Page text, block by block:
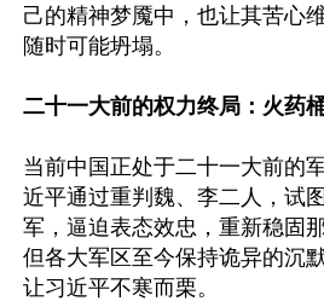
己的精神梦魇中，也让其苦心
随时可能坍塌。
二十一大前的权力终局：火药
当前中国正处于二十一大前的
近平通过重判魏、李二人，试
军，逼迫表态效忠，重新稳固
但各大军区至今保持诡异的沉
让习近平不寒而栗。